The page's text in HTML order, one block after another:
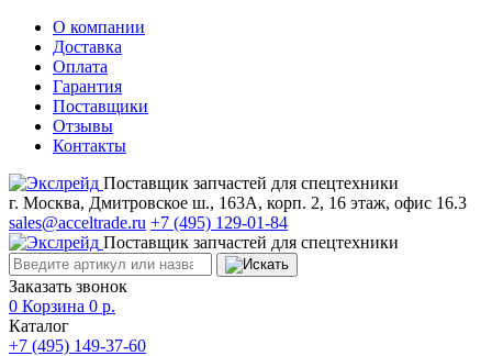
О компании
Доставка
Оплата
Гарантия
Поставщики
Отзывы
Контакты
Поставщик запчастей для спецтехники
г. Москва, Дмитровское ш., 163А, корп. 2, 16 этаж, офис 16.3
sales@acceltrade.ru +7 (495) 129-01-84
Поставщик запчастей для спецтехники
Заказать звонок
0 Корзина 0 р.
Каталог
+7 (495) 149-37-60